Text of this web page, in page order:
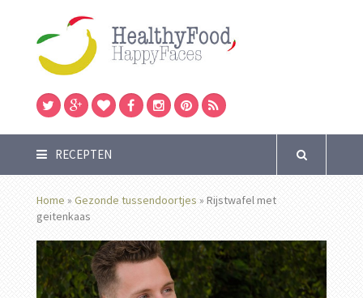
RECEPTEN
Home » Gezonde tussendoortjes » Rijstwafel met
geitenkaas